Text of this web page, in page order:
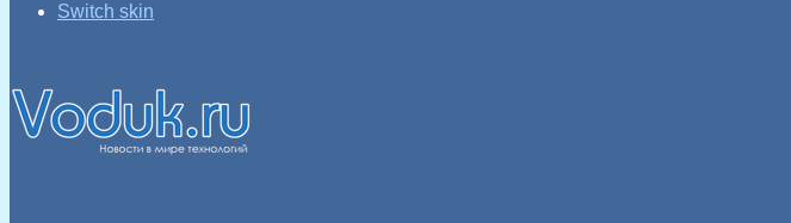
Switch skin